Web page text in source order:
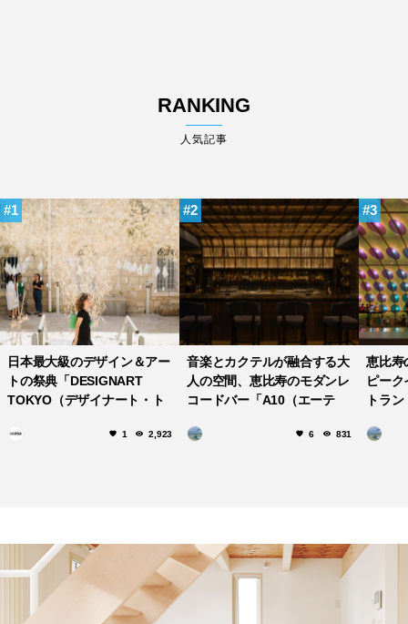
RANKING
人気記事
1
日本最大級のデザイン＆アー
トの祭典「DESIGNART
TOKYO（デザイナート・ト
1 2,923
2
音楽とカクテルが融合する大
人の空間、恵比寿のモダンレ
コードバー「A10（エーテ
6 831
3
恵比寿
ピー
トラ